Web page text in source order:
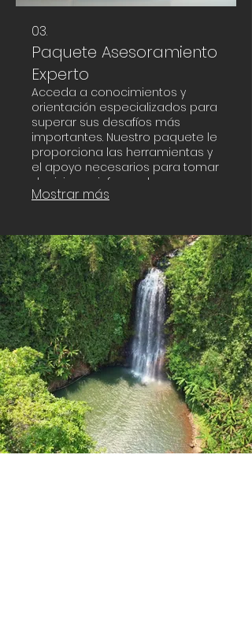
03.
Paquete Asesoramiento
Experto
Acceda a conocimientos y
orientación especializados para
superar sus desafíos más
importantes. Nuestro paquete le
proporciona las herramientas y
el apoyo necesarios para tomar
decisiones informadas.
Aproveche nuestra experiencia
resultados. Obtenga claridad y
dirección estratégica para
impulsar su progreso.
Mostrar más